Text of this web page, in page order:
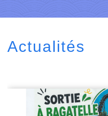
Actualités